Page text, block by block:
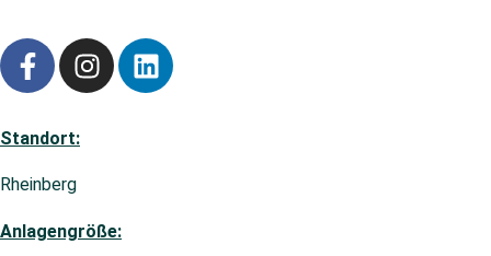
Standort:
Rheinberg
Anlagengröße: